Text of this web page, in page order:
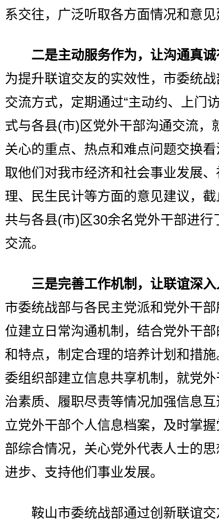
系交往，广泛听取各方面情况和意
二是主动服务作为，让沟通真
为提升联谊交友的实效性，市委统
交流方式，定期通过“主动约、上门
式与各县(市)区党外干部沟通交流，
关心的重点、热点和难点问题交换
取他们对我市经济和社会事业发展
理、民生民计等方面的意见建议，
共与各县(市)区30余名党外干部进行
交流。
三是完善工作机制，让联谊深
市委统战部与各民主党派和党外干
位建立日常沟通机制，结合党外干
和特点，制定合理的培养计划和措
委组织部建立信息共享机制，就党
治素质、履职尽责等情况加强信息
立党外干部个人信息档案，及时掌
部综合情况，关心党外代表人士的
进步、支持他们事业发展。
鞍山市委统战部通过创新联谊交